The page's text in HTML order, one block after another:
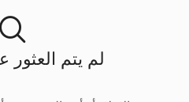
لم يتم